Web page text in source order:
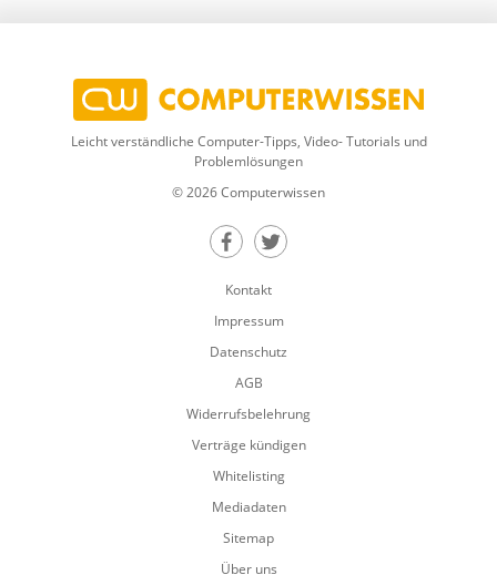
Leicht verständliche Computer-Tipps, Video- Tutorials und
Problemlösungen
© 2026 Computerwissen
Teilen auf Facebook
Teilen auf Twitter
Kontakt
Impressum
Datenschutz
AGB
Widerrufsbelehrung
Verträge kündigen
Whitelisting
Mediadaten
Sitemap
Über uns